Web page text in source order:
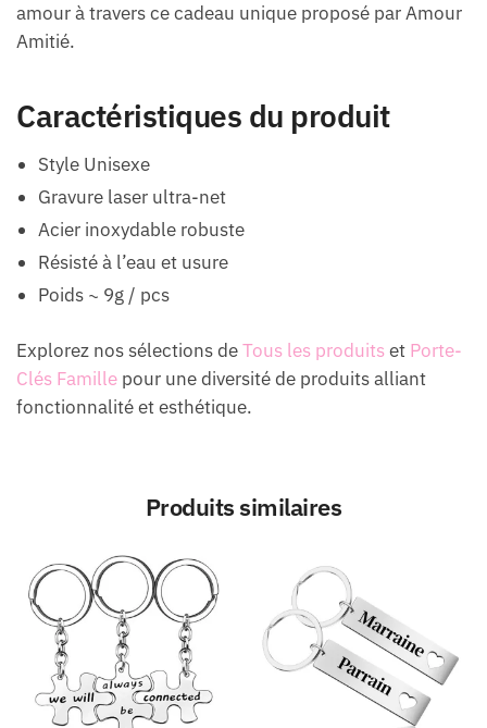
amour à travers ce cadeau unique proposé par Amour
Amitié.
Caractéristiques du produit
Style Unisexe
Gravure laser ultra-net
Acier inoxydable robuste
Résisté à l’eau et usure
Poids ~ 9g / pcs
Explorez nos sélections deTous les produitset Porte-
Clés Famille pour une diversité de produits alliant
fonctionnalité et esthétique.
Produits similaires